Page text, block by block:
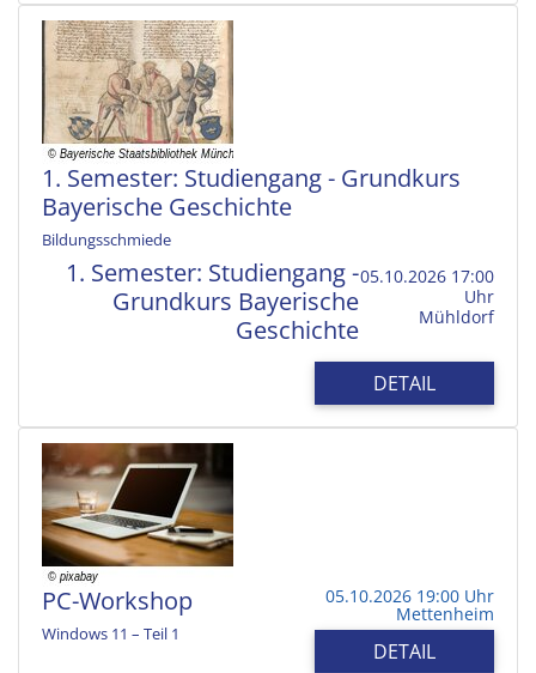
1. Semester: Studiengang - Grundkurs
Bayerische Geschichte
Bildungsschmiede
1. Semester: Studiengang -
Grundkurs Bayerische
Geschichte
05.10.2026 17:00
Uhr
Mühldorf
DETAIL
PC-Workshop
Windows 11 – Teil 1
05.10.2026 19:00 Uhr
Mettenheim
DETAIL